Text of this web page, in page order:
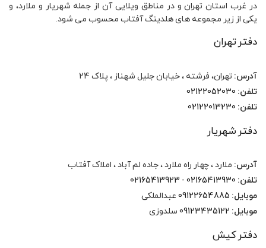
در غرب استان تهران و در مناطق ویلایی آن از جمله شهریار و ملارد، و
یکی از زیر مجموعه های هلدینگ آفتاب محسوب می شود.
دفتر تهران
آدرس: تهران، فرشته ، خیابان جلیل شهناز ، پلاک 24
تلفن: 02122052030
تلفن: 02122013230
دفتر شهریار
آدرس: ملارد ، چهار راه ملارد ، جاده لم آباد ، املاک آفتاب
تلفن: 02165413930
-
02165413923
موبایل: 09122654885 عبدالملکی
موبایل: 09123435122 سلدوزی
دفتر کیش